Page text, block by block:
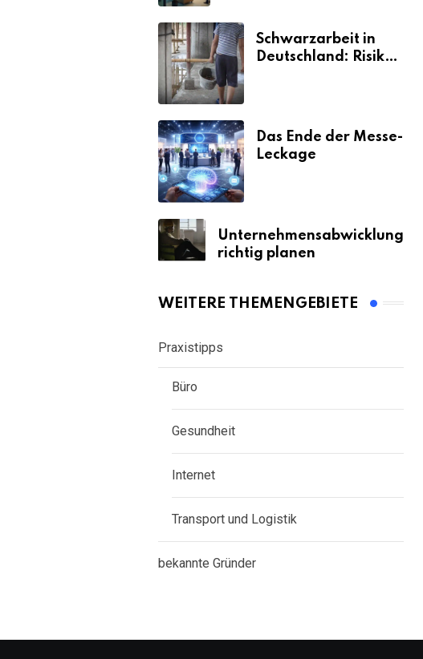
Schwarzarbeit in
Deutschland: Risiken
Das Ende der Messe-
Leckage
Unternehmensabwicklung
richtig planen
WEITERE THEMENGEBIETE
Praxistipps
Büro
Gesundheit
Internet
Transport und Logistik
bekannte Gründer